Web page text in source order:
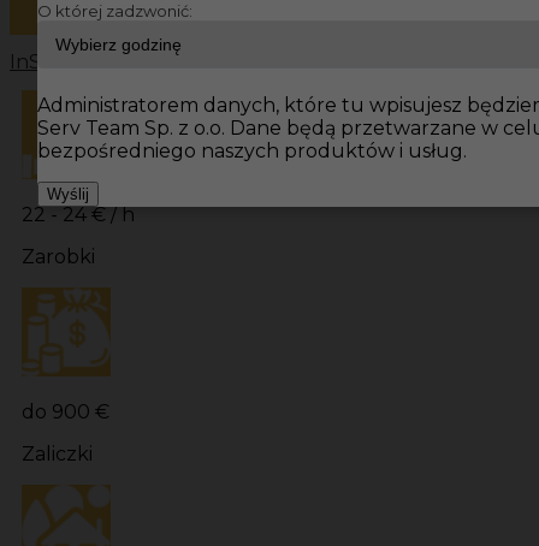
InServ Oferty pracy
22 - 24 € / h
Zarobki
do 900 €
Zaliczki
O której zadzwonić:
Administratorem danych, które tu wpisujesz
Serv Team Sp. z o.o. Dane będą przetwarzane w
bezpośredniego naszych produktów i usług.
Wyślij